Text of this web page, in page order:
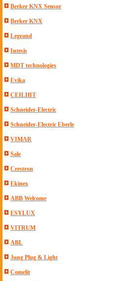
Berker KNX Sensor
Berker KNX
Legrand
Intesis
MDT technologies
Evika
CEILHIT
Schneider-Electric
Schneider-Electric Eberle
VIMAR
Sale
Crestron
Ekinex
ABB Welcome
ESYLUX
VITRUM
ABL
Jung Plug & Light
Comelit